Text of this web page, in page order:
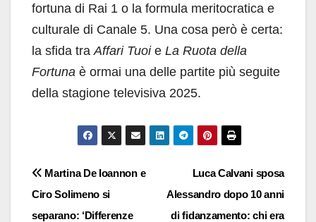
fortuna di Rai 1 o la formula meritocratica e
culturale di Canale 5. Una cosa però è certa:
la sfida tra Affari Tuoie La Ruota della
Fortuna è ormai una delle partite più seguite
della stagione televisiva 2025.
Navigazione
articoli
Luca Calvani sposa
Alessandro dopo 10 anni
di fidanzamento: chi era
Martina De Ioannon e
Ciro Solimeno si
separano: ‘Differenze